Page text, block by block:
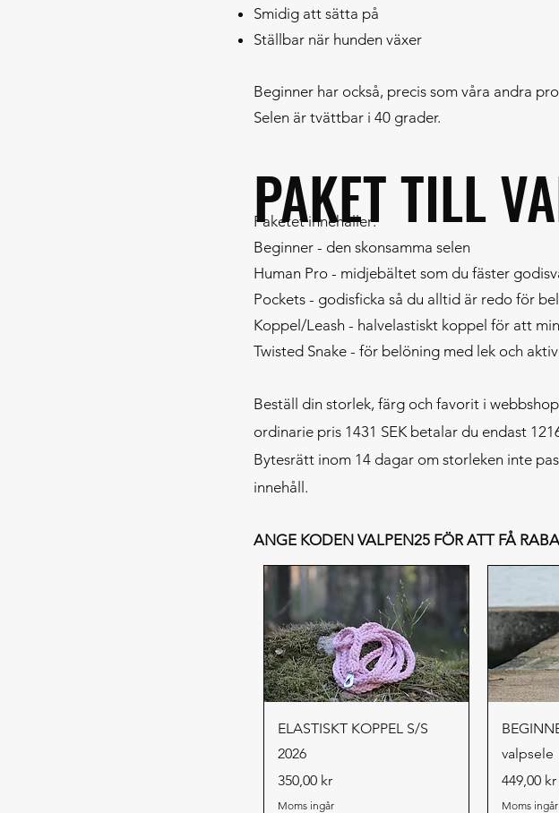
Smidig att sätta på
Ställbar när hunden växer
Beginner har också, precis som våra andra
Selen är tvättbar i 40 grader.
Paketet innehåller:
Beginner - den skonsamma selen
Human Pro - midjebältet som du fäster
Pockets - godisficka så du alltid är redo för
Koppel/Leash - halvelastiskt koppel för att
Twisted Snake - för belöning med lek och
Beställ din storlek, färg och favorit i
ordinarie pris 1431 SEK betalar du endast
Bytesrätt inom 14 dagar om storleken inte
innehåll.
ANGE KODEN VALPEN25 FÖR ATT FÅ
PAKET TILL
Snabbvisning
ELASTISKT KOPPEL S/S
2026
Pris
350,00 kr
Moms ingår
valpsele
Pris
449,00 kr
Moms ingår